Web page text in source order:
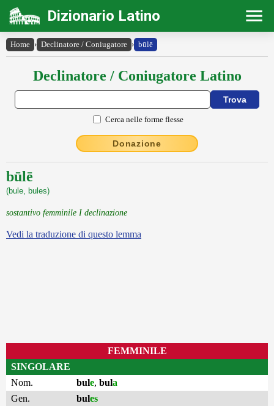
Dizionario Latino
Home › Declinatore / Coniugatore › būlē
Declinatore / Coniugatore Latino
Cerca nelle forme flesse
Donazione
būlē
(bule, bules)
sostantivo femminile I declinazione
Vedi la traduzione di questo lemma
FEMMINILE
SINGOLARE
Nom.
bule, bula
Gen.
bules